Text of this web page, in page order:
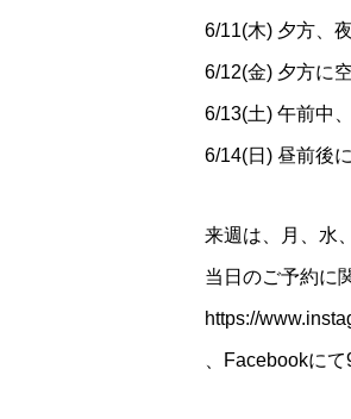
6/11(木) 夕方、
6/12(金) 夕方に
6/13(土) 午前中
6/14(日) 昼前後
来週は、月、水
当日のご予約に
https://
、Facebookに